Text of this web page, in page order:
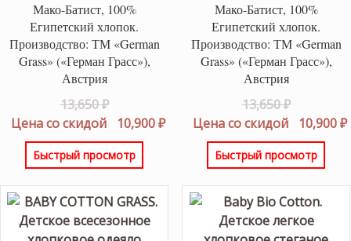
Мако-Батист, 100%
Египетский хлопок.
Производство: ТМ «German
Grass» («Герман Грасс»),
Австрия
13,650₽Первоначальная
цена
составляла
13,650 ₽.
Цена со скидой 10,900₽Текущая
10,900 ₽.
Быстрый просмотр
Мако-Батист, 100%
Египетский хлопок.
Производство: ТМ «German
Grass» («Герман Грасс»),
Австрия
13,650₽
цена
13,650 ₽.
Цена со скидой 10,900₽
Быстрый просмотр